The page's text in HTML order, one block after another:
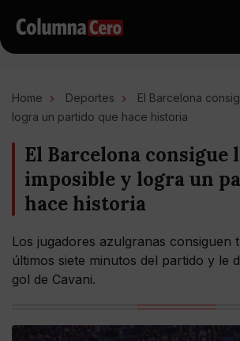
Home Deportes
El Barcelona
logra un partido que hace historia
El Barcelona consigue
imposible y logra un
hace historia
Los jugadores azulgranas consiguen
últimos siete minutos del partido y le
gol de Cavani.